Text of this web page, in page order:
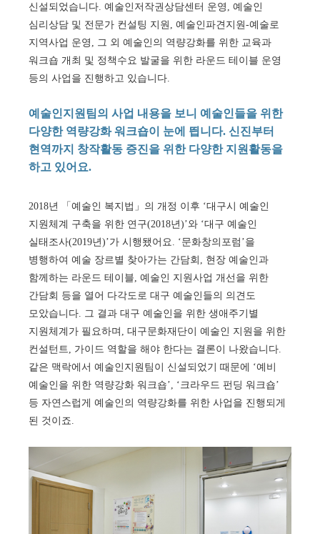
신설되었습니다. 예술인저작권상담센터 운영, 예술인
심리상담 및 전문가 컨설팅 지원, 예술인파견지원-예술로
지역사업 운영, 그 외 예술인의 역량강화를 위한 교육과
워크숍 개최 및 정책수요 발굴을 위한 라운드 테이블 운영
등의 사업을 진행하고 있습니다.
예술인지원팀의 사업 내용을 보니 예술인들을 위한
다양한 역량강화 워크숍이 눈에 띕니다. 신진부터
현역까지 창작활동 증진을 위한 다양한 지원활동을
하고 있어요.
2018년 「예술인 복지법」의 개정 이후 ‘대구시 예술인
지원체계 구축을 위한 연구(2018년)’와 ‘대구 예술인
실태조사(2019년)’가 시행됐어요. ‘문화창의포럼’을
병행하여 예술 장르별 찾아가는 간담회, 현장 예술인과
함께하는 라운드 테이블, 예술인 지원사업 개선을 위한
간담회 등을 열어 다각도로 대구 예술인들의 의견도
모았습니다. 그 결과 대구 예술인을 위한 생애주기별
지원체계가 필요하며, 대구문화재단이 예술인 지원을 위한
컨설턴트, 가이드 역할을 해야 한다는 결론이 나왔습니다.
같은 맥락에서 예술인지원팀이 신설되었기 때문에 ‘예비
예술인을 위한 역량강화 워크숍’, ‘크라우드 펀딩 워크숍’
등 자연스럽게 예술인의 역량강화를 위한 사업을 진행되게
된 것이죠.